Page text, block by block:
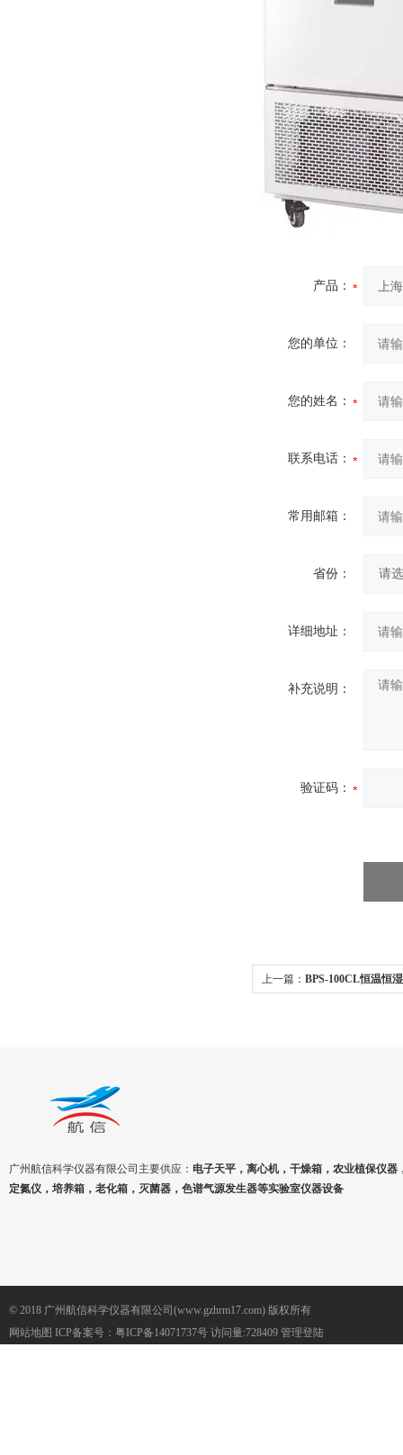
产品：
您的单位：
您的姓名：
联系电话：
常用邮箱：
省份：
详细地址：
补充说明：
验证码：
上一篇： BPS-100CL恒温恒
广州航信科学仪器有限公司主要供应： 电子天平，离心机，干燥箱，农业植保仪器
定氮仪，培养箱，老化箱，灭菌器，色谱气源发生器等实验室仪器设备
© 2018 广州航信科学仪器有限公司(www.gzhrm17.com) 版权所有
网站地图 ICP备案号： 粤ICP备14071737号 访问量:728409 管理登陆